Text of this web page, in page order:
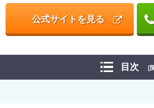
公式サイトを見る
目次 [